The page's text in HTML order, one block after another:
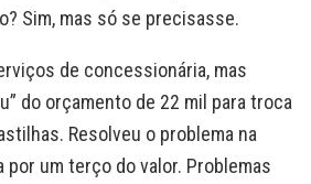
Sim, mas só se precisasse.
de concessionária, mas
do orçamento de 22 mil para troca
Resolveu o problema na
por um terço do valor. Problemas